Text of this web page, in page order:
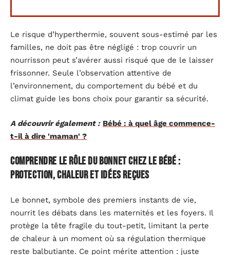
Le risque d’hyperthermie, souvent sous-estimé par les
familles, ne doit pas être négligé : trop couvrir un
nourrisson peut s’avérer aussi risqué que de le laisser
frissonner. Seule l’observation attentive de
l’environnement, du comportement du bébé et du
climat guide les bons choix pour garantir sa sécurité.
A découvrir également : Bébé : à quel âge commence-
t-il à dire 'maman' ?
Comprendre le rôle du bonnet chez le bébé :
protection, chaleur et idées reçues
Le bonnet, symbole des premiers instants de vie,
nourrit les débats dans les maternités et les foyers. Il
protège la tête fragile du tout-petit, limitant la perte
de chaleur à un moment où sa régulation thermique
reste balbutiante. Ce point mérite attention : juste